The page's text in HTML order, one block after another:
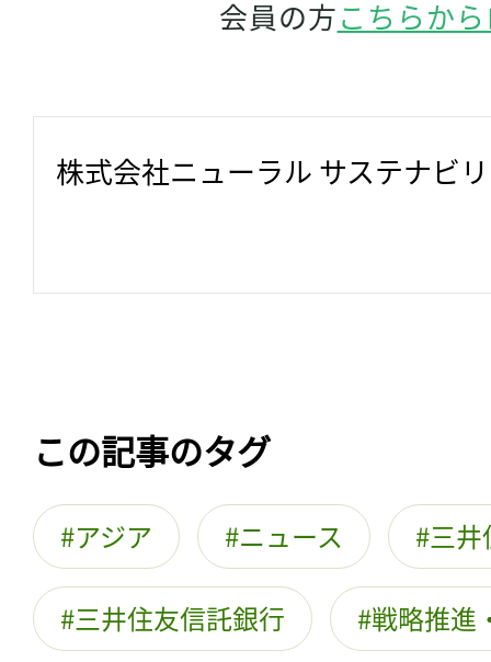
会員の方こちらか
株式会社ニューラル サステナビ
この記事のタグ
アジア ニュース 三
三井住友信託銀行 戦略推進